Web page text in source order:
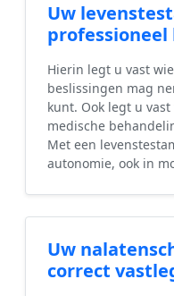
Uw
Hierin legt u vast
beslissingen mag
kunt. Ook legt u
medische
Met een
autonomie, ook in
Uw
correct